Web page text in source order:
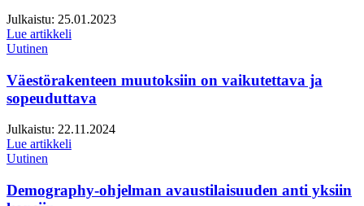
Julkaistu: 25.01.2023
Lue artikkeli
Uutinen
Väestörakenteen muutoksiin on vaikutettava ja
sopeuduttava
Julkaistu: 22.11.2024
Lue artikkeli
Uutinen
Demography-ohjelman avaustilaisuuden anti yksiin